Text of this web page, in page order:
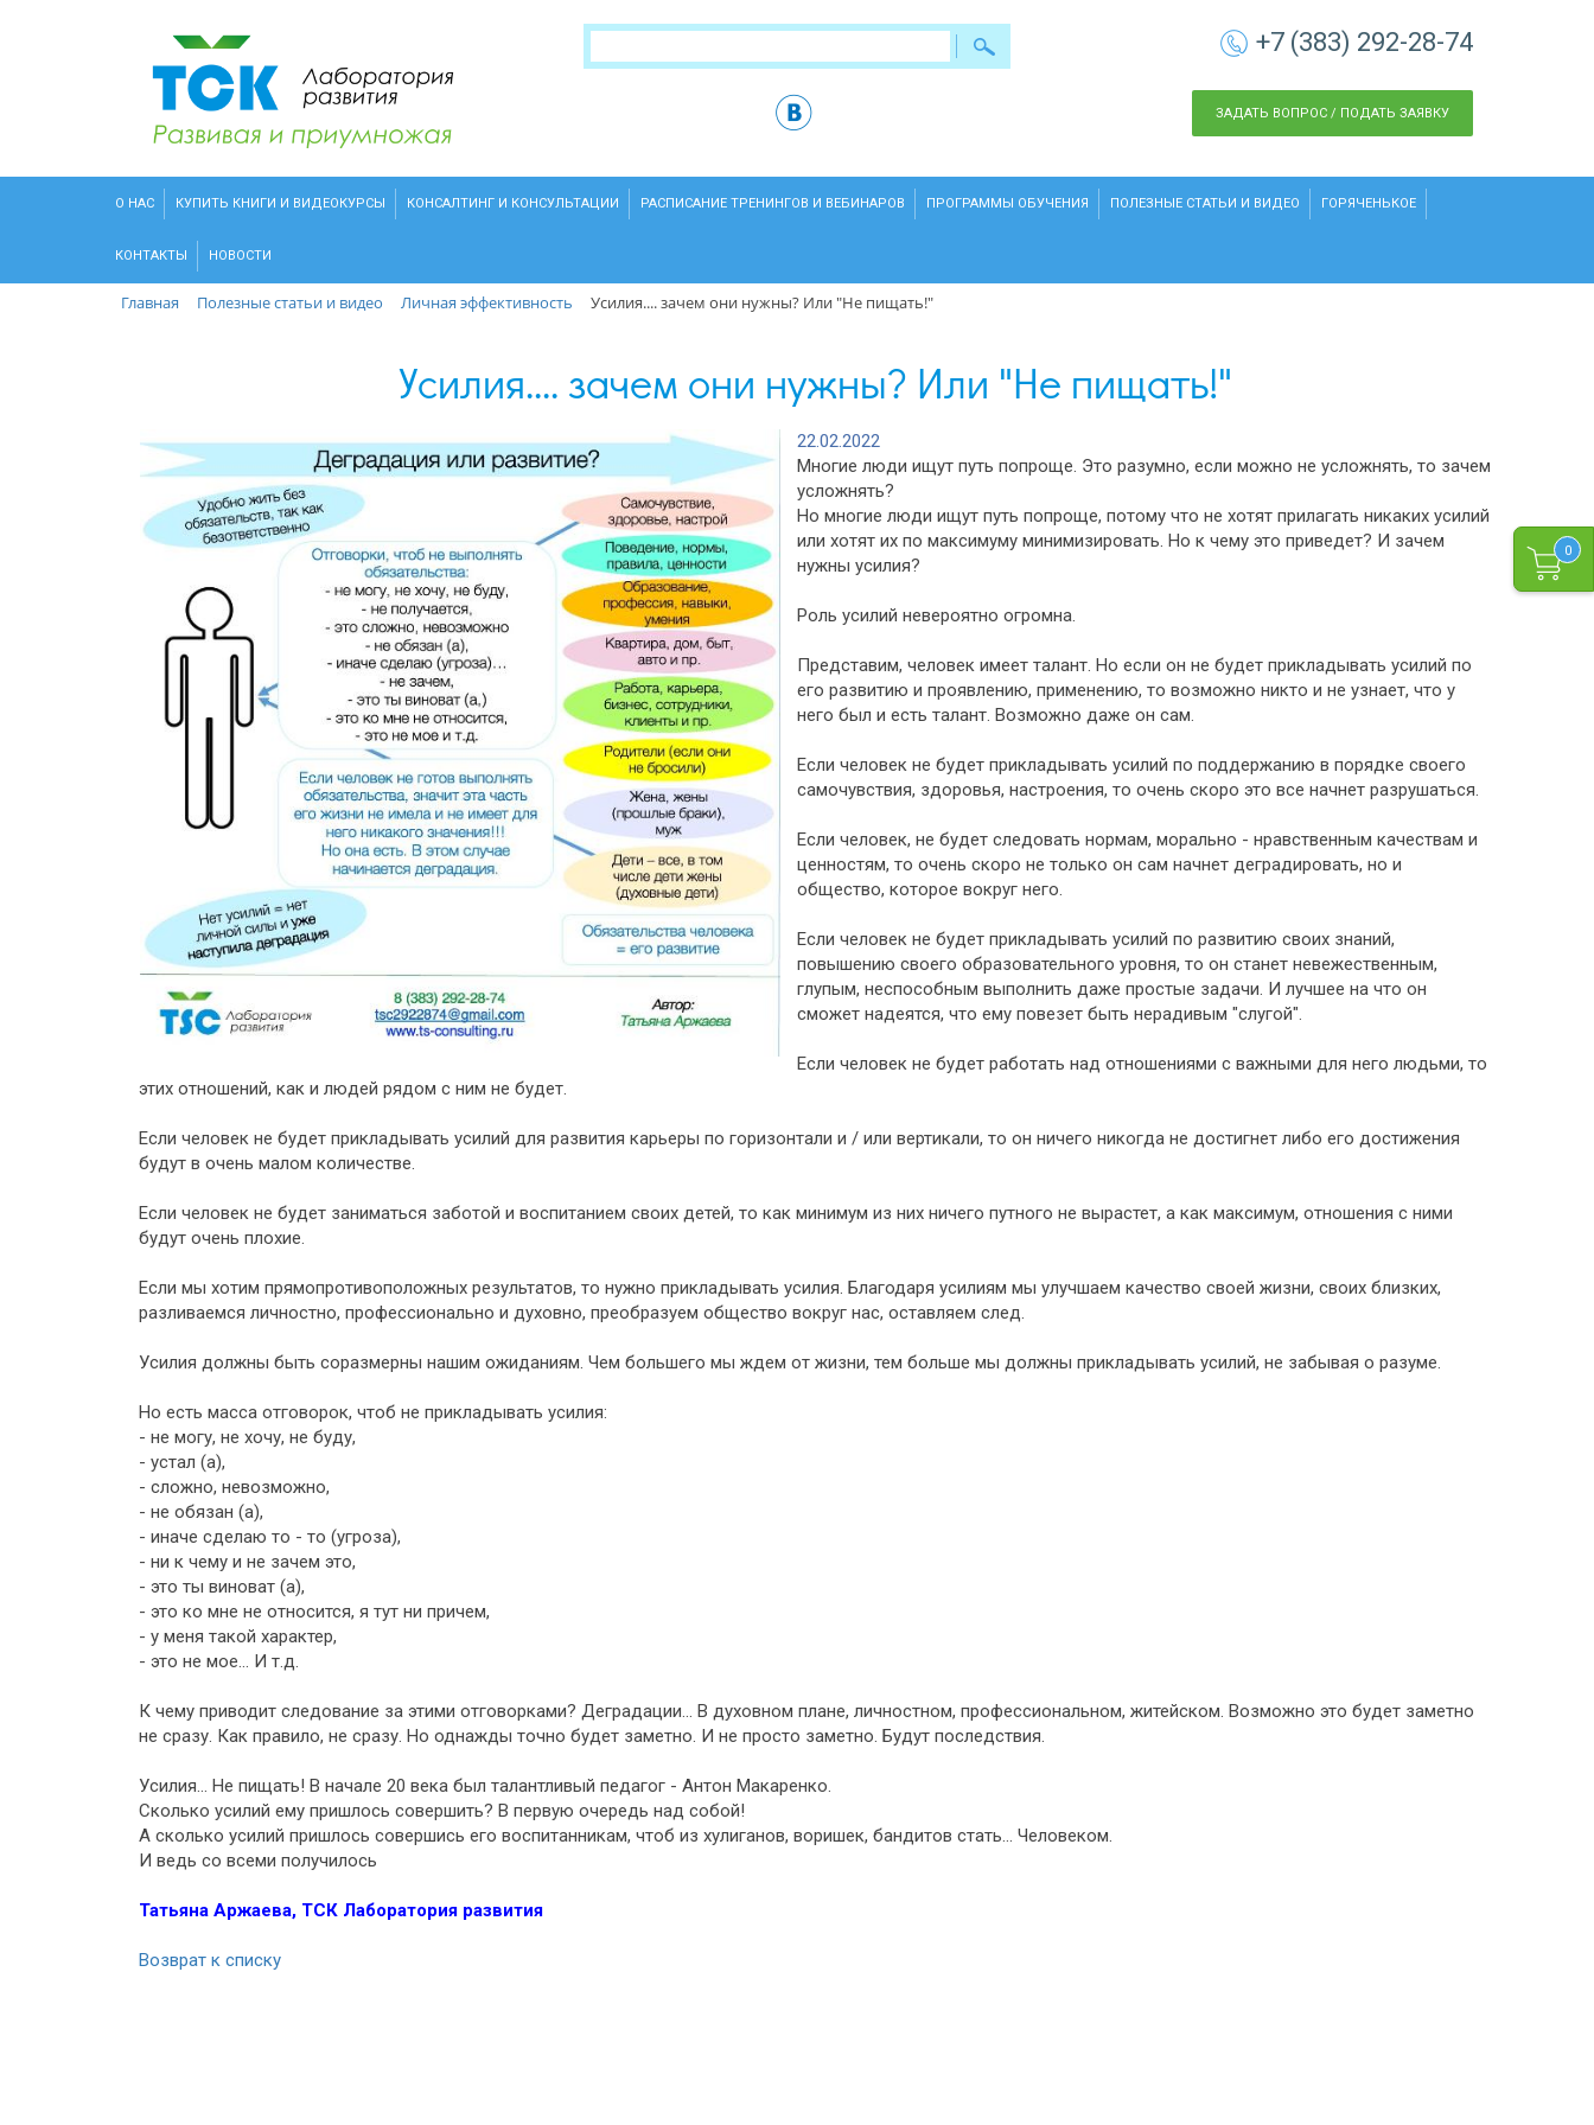
0
+7 (383) 292-28-74
ЗАДАТЬ ВОПРОС / ПОДАТЬ ЗАЯВКУ
О НАС КУПИТЬ КНИГИ И ВИДЕОКУРСЫ КОНСАЛТИНГ И КОНСУЛЬТАЦИИ РАСПИСАНИЕ ТРЕНИНГОВ И ВЕБИНАРОВ ПРОГРАММЫ ОБУЧЕНИЯ ПОЛЕЗНЫЕ СТАТЬИ И ВИДЕО ГОРЯЧЕНЬКОЕ
КОНТАКТЫ НОВОСТИ
Главная Полезные статьи и видео Личная эффективность Усилия.... зачем они нужны? Или "Не пищать!"
Усилия.... зачем они нужны? Или "Не пищать!"
22.02.2022
Многие люди ищут путь попроще. Это разумно, если можно не усложнять, то зачем
усложнять?
Но многие люди ищут путь попроще, потому что не хотят прилагать никаких усилий
или хотят их по максимуму минимизировать. Но к чему это приведет? И зачем
нужны усилия?
Роль усилий невероятно огромна.
Представим, человек имеет талант. Но если он не будет прикладывать усилий по
его развитию и проявлению, применению, то возможно никто и не узнает, что у
него был и есть талант. Возможно даже он сам.
Если человек не будет прикладывать усилий по поддержанию в порядке своего
самочувствия, здоровья, настроения, то очень скоро это все начнет разрушаться.
Если человек, не будет следовать нормам, морально - нравственным качествам и
ценностям, то очень скоро не только он сам начнет деградировать, но и
общество, которое вокруг него.
Если человек не будет прикладывать усилий по развитию своих знаний,
повышению своего образовательного уровня, то он станет невежественным,
глупым, неспособным выполнить даже простые задачи. И лучшее на что он
сможет надеятся, что ему повезет быть нерадивым "слугой".
Если человек не будет работать над отношениями с важными для него людьми, то
этих отношений, как и людей рядом с ним не будет.
Если человек не будет прикладывать усилий для развития карьеры по горизонтали и / или вертикали, то он ничего никогда не достигнет либо его достижения
будут в очень малом количестве.
Если человек не будет заниматься заботой и воспитанием своих детей, то как минимум из них ничего путного не вырастет, а как максимум, отношения с ними
будут очень плохие.
Если мы хотим прямопротивоположных результатов, то нужно прикладывать усилия. Благодаря усилиям мы улучшаем качество своей жизни, своих близких,
разливаемся личностно, профессионально и духовно, преобразуем общество вокруг нас, оставляем след.
Усилия должны быть соразмерны нашим ожиданиям. Чем большего мы ждем от жизни, тем больше мы должны прикладывать усилий, не забывая о разуме.
Но есть масса отговорок, чтоб не прикладывать усилия:
- не могу, не хочу, не буду,
- устал (а),
- сложно, невозможно,
- не обязан (а),
- иначе сделаю то - то (угроза),
- ни к чему и не зачем это,
- это ты виноват (а),
- это ко мне не относится, я тут ни причем,
- у меня такой характер,
- это не мое... И т.д.
К чему приводит следование за этими отговорками? Деградации... В духовном плане, личностном, профессиональном, житейском. Возможно это будет заметно
не сразу. Как правило, не сразу. Но однажды точно будет заметно. И не просто заметно. Будут последствия.
Усилия... Не пищать! В начале 20 века был талантливый педагог - Антон Макаренко.
Сколько усилий ему пришлось совершить? В первую очередь над собой!
А сколько усилий пришлось совершись его воспитанникам, чтоб из хулиганов, воришек, бандитов стать... Человеком.
И ведь со всеми получилось
Татьяна Аржаева, ТСК Лаборатория развития
Возврат к списку